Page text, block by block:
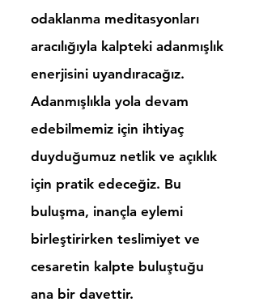
odaklanma meditasyonları
aracılığıyla kalpteki adanmışlık
enerjisini uyandıracağız.
Adanmışlıkla yola devam
edebilmemiz için ihtiyaç
duyduğumuz netlik ve açıklık
için pratik edeceğiz. ​Bu
buluşma, inançla eylemi
birleştirirken teslimiyet ve
cesaretin kalpte buluştuğu
ana bir davettir.